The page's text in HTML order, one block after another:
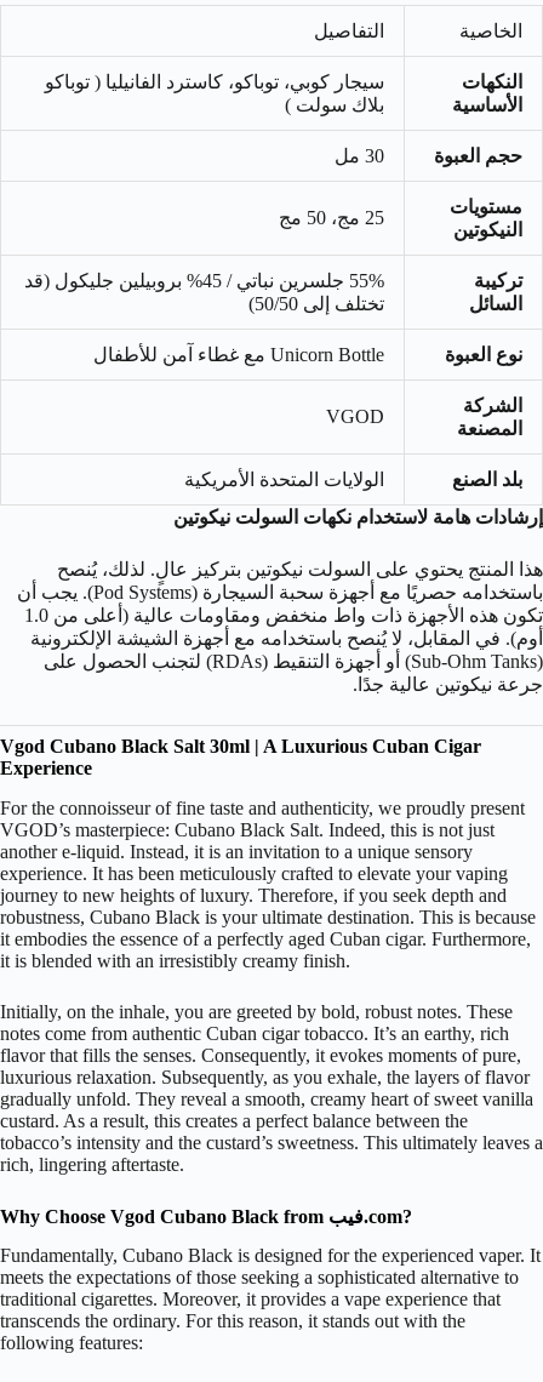
الخاصية التفاصيل
النكهات
الأساسية
سيجار كوبي، توباكو، كاسترد الفانيليا ( توباكو
بلاك سولت )
حجم العبوة 30 مل
مستويات
النيكوتين
25 مج، 50 مج
تركيبة
السائل
55% جلسرين نباتي / 45% بروبيلين جليكول (قد
تختلف إلى 50/50)
نوع العبوة Unicorn Bottle مع غطاء آمن للأطفال
الشركة
المصنعة
VGOD
بلد الصنع
الولايات المتحدة الأمريكية
إرشادات هامة لاستخدام نكهات السولت نيكوتين
هذا المنتج يحتوي على السولت نيكوتين بتركيز عالٍ. لذلك، يُنصح
باستخدامه حصريًا مع أجهزة سحبة السيجارة (Pod Systems). يجب أن
تكون هذه الأجهزة ذات واط منخفض ومقاومات عالية (أعلى من 1.0
أوم). في المقابل، لا يُنصح باستخدامه مع أجهزة الشيشة الإلكترونية
(Sub-Ohm Tanks) أو أجهزة التنقيط (RDAs) لتجنب الحصول على
جرعة نيكوتين عالية جدًا.
Vgod Cubano Black Salt 30ml | A Luxurious Cuban Cigar
Experience
For the connoisseur of fine taste and authenticity, we proudly present
VGOD’s masterpiece: Cubano Black Salt. Indeed, this is not just
another e-liquid. Instead, it is an invitation to a unique sensory
experience. It has been meticulously crafted to elevate your vaping
journey to new heights of luxury. Therefore, if you seek depth and
robustness, Cubano Black is your ultimate destination. This is because
it embodies the essence of a perfectly aged Cuban cigar. Furthermore,
it is blended with an irresistibly creamy finish.
Initially, on the inhale, you are greeted by bold, robust notes. These
notes come from authentic Cuban cigar tobacco. It’s an earthy, rich
flavor that fills the senses. Consequently, it evokes moments of pure,
luxurious relaxation. Subsequently, as you exhale, the layers of flavor
gradually unfold. They reveal a smooth, creamy heart of sweet vanilla
custard. As a result, this creates a perfect balance between the
tobacco’s intensity and the custard’s sweetness. This ultimately leaves a
rich, lingering aftertaste.
Why Choose Vgod Cubano Black from فيب.com?
Fundamentally, Cubano Black is designed for the experienced vaper. It
meets the expectations of those seeking a sophisticated alternative to
traditional cigarettes. Moreover, it provides a vape experience that
transcends the ordinary. For this reason, it stands out with the
following features: